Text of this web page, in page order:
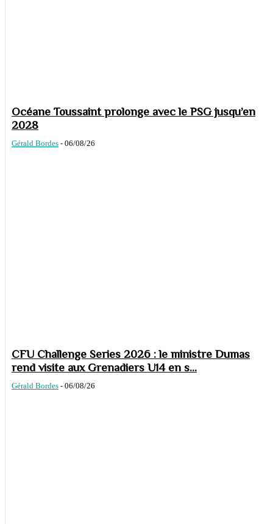
Océane Toussaint prolonge avec le PSG jusqu’en
2028
Gérald Bordes - 06/08/26
CFU Challenge Series 2026 : le ministre Dumas
rend visite aux Grenadiers U14 en s...
Gérald Bordes - 06/08/26